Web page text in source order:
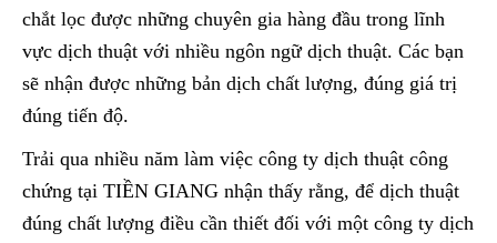
chắt lọc được những chuyên gia hàng đầu trong lĩnh
vực dịch thuật với nhiều ngôn ngữ dịch thuật. Các bạn
sẽ nhận được những bản dịch chất lượng, đúng giá trị
đúng tiến độ.
Trải qua nhiều năm làm việc công ty dịch thuật công
chứng tại TIỀN GIANG nhận thấy rằng, để dịch thuật
đúng chất lượng điều cần thiết đối với một công ty dịch